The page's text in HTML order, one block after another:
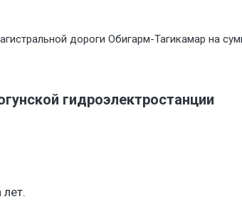
дороги Обигарм-Тагикамар на
гидроэлектростанции